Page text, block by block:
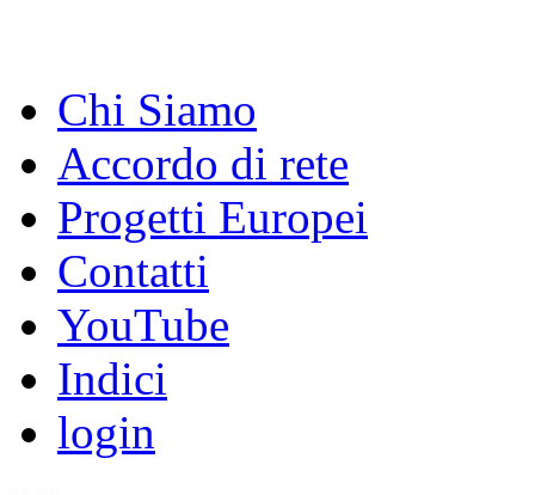
Chi Siamo
Accordo di rete
Progetti Europei
Contatti
YouTube
Indici
login